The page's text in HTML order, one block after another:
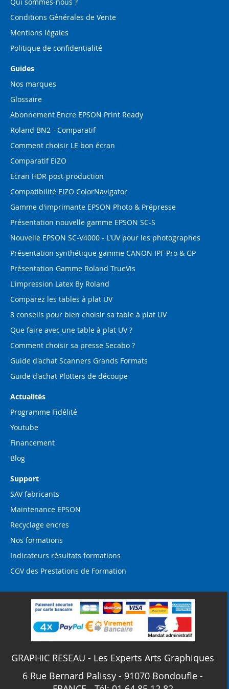
Conditions Générales de Vente
Mentions légales
Politique de confidentialité
Guides
Nos marques
Glossaire
Abonnement Encre EPSON Print Ready
Roland BN2 - Comparatif
Comment choisir LE bon écran
Comparatif EIZO
Ecran HDR post-production
Compatibilité EIZO ColorNavigator
Gamme d'imprimante EPSON Photo & Prépresse
Présentation nouvelle gamme EPSON SC-S
Nouvelle EPSON SC-V4000 - L'UV pour les photographes
Présentation synthétique gamme CANON IPF Pro & GP
Présentation Gamme Roland TrueVis
L'impression Latex By Roland
Comparez les tables à plat UV
8 conseils pour bien choisir sa table à plat UV
Que faire avec une table à plat UV ?
Comment choisir sa presse Secabo ?
Guide d'achat Scanners Grands Formats
Guide d'achat Plotters de découpe
Actualités
Programme Fidélité
Youtube
Financement
Blog
Support
SAV fabricants
Maintenance EPSON
Recyclage encres
Nos formations
Indicateurs résultats formations
CGV des Prestations de Formation
GRAPHIC RESEAU - Les Experts Arts Graphiques
6 Rue Bernard Palissy - 91070 Bondoufle -